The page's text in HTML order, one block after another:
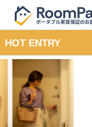
HOT ENTRY